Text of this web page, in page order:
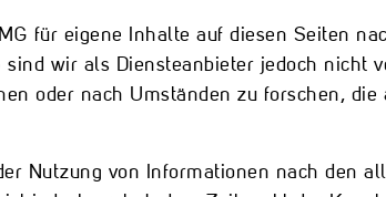
für eigene Inhalte auf diesen Seiten
wir als Diensteanbieter jedoch nicht
oder nach Umständen zu forschen, die
Nutzung von Informationen nach den